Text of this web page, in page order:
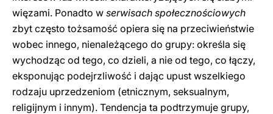
więzami. Ponadto w serwisach społecznościowych
zbyt często tożsamość opiera się na przeciwieństwie
wobec innego, nienależącego do grupy: określa się
wychodząc od tego, co dzieli, a nie od tego, co łączy,
eksponując podejrzliwość i dając upust wszelkiego
rodzaju uprzedzeniom (etnicznym, seksualnym,
religijnym i innym). Tendencja ta podtrzymuje grupy,